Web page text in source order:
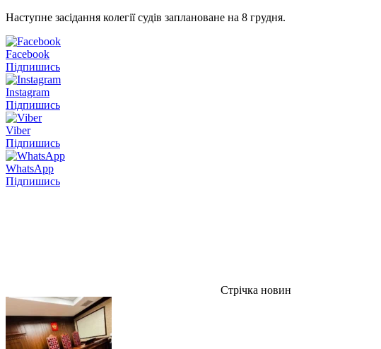
Наступне засідання колегії судів заплановане на 8 грудня.
Facebook
Підпишись
Instagram
Підпишись
Viber
Підпишись
WhatsApp
Підпишись
Стрічка новин